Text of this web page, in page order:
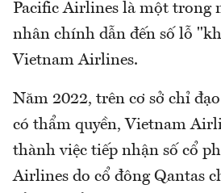
Pacific Airlines là một trong
nhân chính dẫn đến số lỗ
Vietnam Airlines.
Năm 2022, trên cơ sở chỉ
có thẩm quyền, Vietnam
thành việc tiếp nhận số cổ
Airlines do cổ đông Qantas